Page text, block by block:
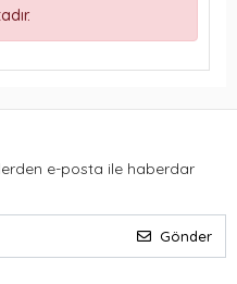
e-posta ile haberdar
Gönder